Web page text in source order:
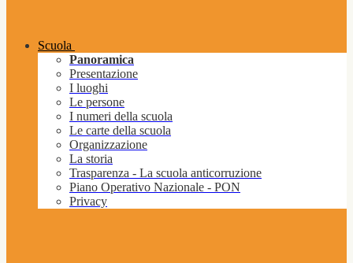
Scuola
Panoramica
Presentazione
I luoghi
Le persone
I numeri della scuola
Le carte della scuola
Organizzazione
La storia
Trasparenza - La scuola anticorruzione
Piano Operativo Nazionale - PON
Privacy